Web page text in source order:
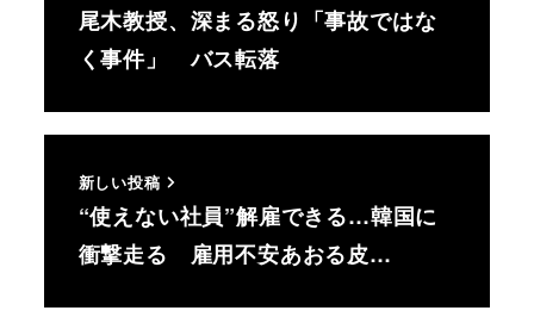
尾木教授、深まる怒り「事故ではな
く事件」 バス転落
新しい投稿
“使えない社員”解雇できる…韓国に
衝撃走る 雇用不安あおる皮…